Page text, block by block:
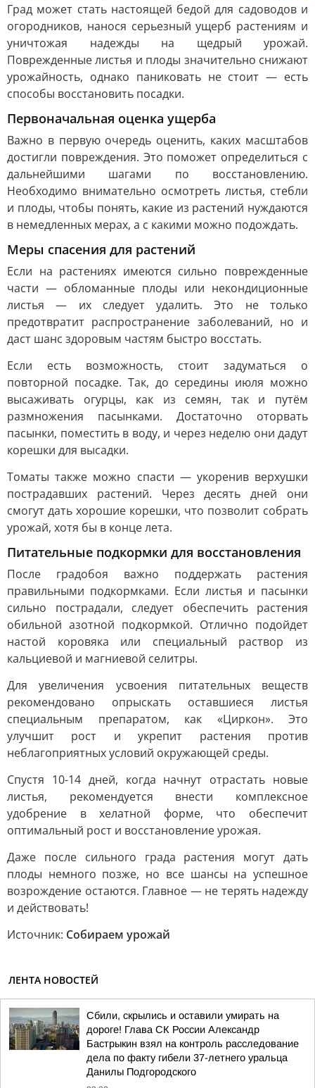
Град может стать настоящей бедой для садоводов и
огородников, нанося серьезный ущерб растениям и
уничтожая надежды на щедрый урожай.
Поврежденные листья и плоды значительно снижают
урожайность, однако паниковать не стоит — есть
способы восстановить посадки.
Первоначальная оценка ущерба
Важно в первую очередь оценить, каких масштабов
достигли повреждения. Это поможет определиться с
дальнейшими шагами по восстановлению.
Необходимо внимательно осмотреть листья, стебли
и плоды, чтобы понять, какие из растений нуждаются
в немедленных мерах, а с какими можно подождать.
Меры спасения для растений
Если на растениях имеются сильно поврежденные
части — обломанные плоды или некондиционные
листья — их следует удалить. Это не только
предотвратит распространение заболеваний, но и
даст шанс здоровым частям быстро восстать.
Если есть возможность, стоит задуматься о
повторной посадке. Так, до середины июля можно
высаживать огурцы, как из семян, так и путём
размножения пасынками. Достаточно оторвать
пасынки, поместить в воду, и через неделю они дадут
корешки для высадки.
Томаты также можно спасти — укоренив верхушки
пострадавших растений. Через десять дней они
смогут дать хорошие корешки, что позволит собрать
урожай, хотя бы в конце лета.
Питательные подкормки для восстановления
После градобоя важно поддержать растения
правильными подкормками. Если листья и пасынки
сильно пострадали, следует обеспечить растения
обильной азотной подкормкой. Отлично подойдет
настой коровяка или специальный раствор из
кальциевой и магниевой селитры.
Для увеличения усвоения питательных веществ
рекомендовано опрыскать оставшиеся листья
специальным препаратом, как «Циркон». Это
улучшит рост и укрепит растения против
неблагоприятных условий окружающей среды.
Спустя 10-14 дней, когда начнут отрастать новые
листья, рекомендуется внести комплексное
удобрение в хелатной форме, что обеспечит
оптимальный рост и восстановление урожая.
Даже после сильного града растения могут дать
плоды немного позже, но все шансы на успешное
возрождение остаются. Главное — не терять надежду
и действовать!
Источник: Собираем урожай
ЛЕНТА НОВОСТЕЙ
Сбили, скрылись и оставили умирать на
дороге! Глава СК России Александр
Бастрыкин взял на контроль расследование
дела по факту гибели 37-летнего уральца
Данилы Подгородского